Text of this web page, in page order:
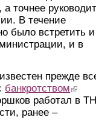
точнее руководит
В течение
было встретить
и в
прежде
банкротством (link is
работал в
ранее –